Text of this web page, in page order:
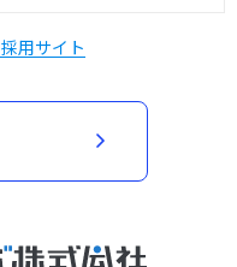
採用サイト